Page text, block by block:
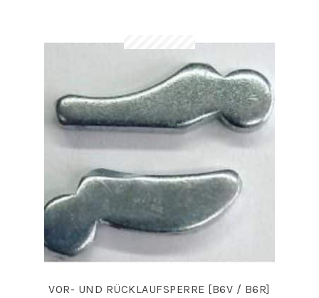
VOR- UND RÜCKLAUFSPERRE [B6V / B6R]